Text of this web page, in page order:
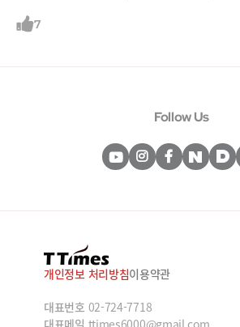
서 나옵니다.그러다보니 피지컬AI와 월드모델의
분들이 많습니다. 강정수 박사가 이를 분석해 드
래의 가장 주목 받는 기술이 될 수 밖에 없는 주요
7
Follow Us
개인정보 처리방침이용약관
대표번호 02-724-7718